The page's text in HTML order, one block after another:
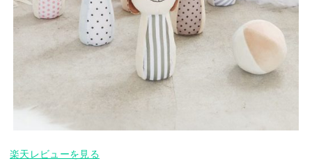
楽天レビューを見る